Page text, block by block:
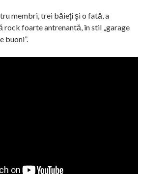
membri, trei băieţi şi o fată, a
rock foarte antrenantă, în stil „garage
buoni”.